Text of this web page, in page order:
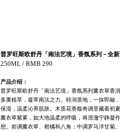
普罗旺斯欧舒丹「南法艺境」香氛系列－全新
250ML / RMB 290
产品介绍：
普罗旺斯欧舒丹「南法艺境」香氛系列薰衣草香
多重植萃，凝萃南法之力。轻润质地，一抹即融
保湿，温柔沁养肌肤。木质花香馥奇调里藏着初
薰衣草紫雾，如大地温柔的呼吸，将澄澈宁静凝
想。前调薰衣草、柑橘和八角；中调罗马洋甘菊